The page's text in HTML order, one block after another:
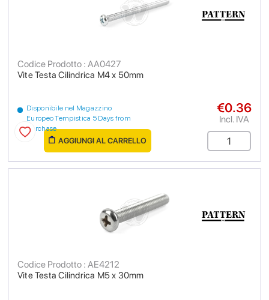
Vite Testa Cilindrica M4 x 50mm
Codice Prodotto : AA0427
Disponibile nel Magazzino
Europeo Tempistica 5 Days from
purchase
€0.36
Incl. IVA
AGGIUNGI AL CARRELLO
Vite Testa Cilindrica M5 x 30mm
Codice Prodotto : AE4212